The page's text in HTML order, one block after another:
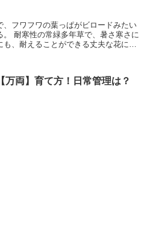
【万両】育て方！日常管理は？